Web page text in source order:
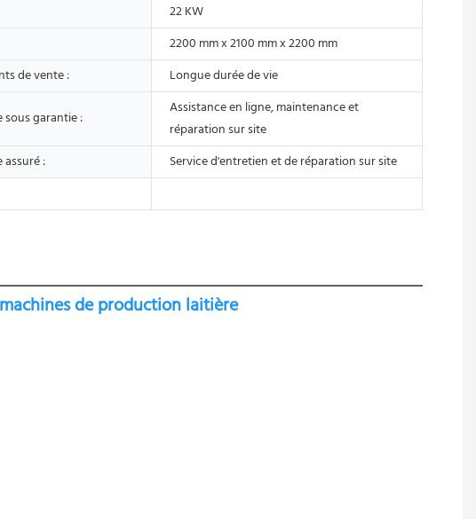
22 KW
2200 mm x 2100 mm x 2200 mm
de vente : Longue durée de vie
sous garantie :
Assistance en ligne, maintenance et
réparation sur site
assuré :
Service d'entretien et de réparation sur site
de production laitière